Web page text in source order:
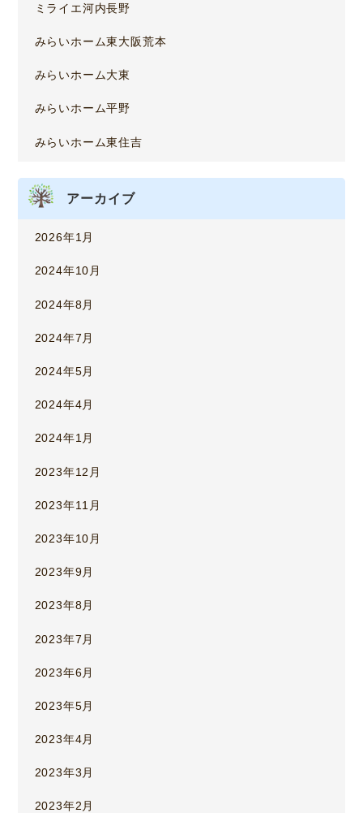
ミライエ河内長野
みらいホーム東大阪荒本
みらいホーム大東
みらいホーム平野
みらいホーム東住吉
アーカイブ
2026年1月
2024年10月
2024年8月
2024年7月
2024年5月
2024年4月
2024年1月
2023年12月
2023年11月
2023年10月
2023年9月
2023年8月
2023年7月
2023年6月
2023年5月
2023年4月
2023年3月
2023年2月